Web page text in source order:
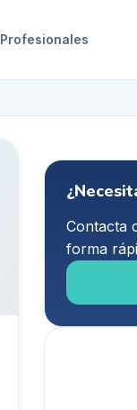
Profesionales
Contacta
forma